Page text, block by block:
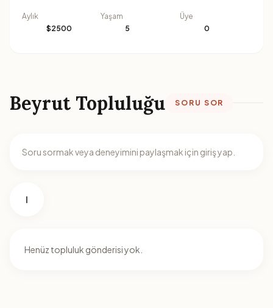
Aylık
$2500
Yaşam
5
Üye
0
Beyrut Topluluğu SORU SOR
Soru sormak veya deneyimini paylaşmak için giriş yap.
I
Henüz topluluk gönderisi yok.